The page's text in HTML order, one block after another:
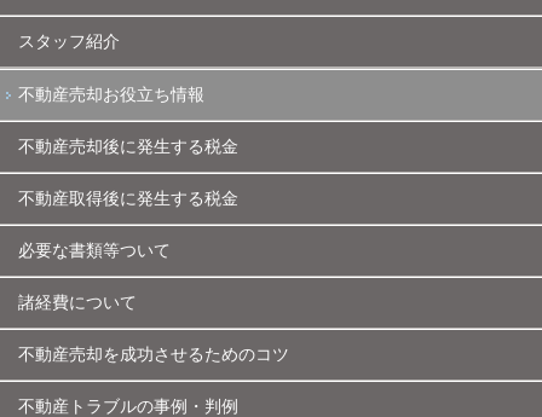
スタッフ紹介
不動産売却お役立ち情報
不動産売却後に発生する税金
不動産取得後に発生する税金
必要な書類等ついて
諸経費について
不動産売却を成功させるためのコツ
不動産トラブルの事例・判例